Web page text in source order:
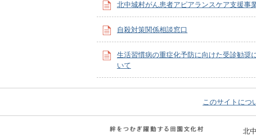
北中城村がん患者アピアランスケア支援事
自殺対策関係相談窓口
生活習慣病の重症化予防に向けた受診勧奨
いて
このサイトにつ
北